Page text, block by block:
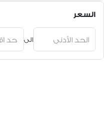
السعر
الى